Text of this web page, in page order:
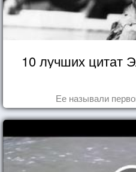
10 лучших цитат
Ее называли